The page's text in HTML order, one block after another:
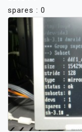
spares : 0